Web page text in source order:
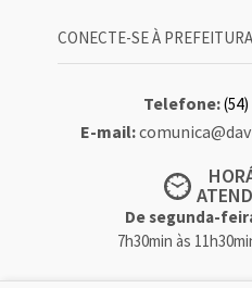
CONECTE-SE À
Telefone:(54)
E-mail:
De segunda-
7h30min às